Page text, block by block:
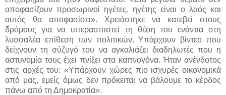
αποφασίζουν προσωρινοί ηγέτες, ηγέτης είναι ο λαός και
αυτός θα αποφασίσει». Χρειάστηκε να κατεβεί στους
δρόμους για να υπερασπιστεί τη θέση του ενάντια στη
λυσσαλέα επίθεση των πολιτικών. Υπάρχουν βίντεο που
δείχνουν τη σύζυγό του να αγκαλιάζει διαδηλωτές που η
αστυνομία τους έχει πνίξει στα καπνογόνα. Ήταν ανένδοτος
στις αρχές του: «Υπάρχουν χώρες πιο ισχυρές οικονομικά
από μας, εμείς όμως δεν πρόκειται να βάλουμε το κέρδος
πάνω από τη Δημοκρατία».